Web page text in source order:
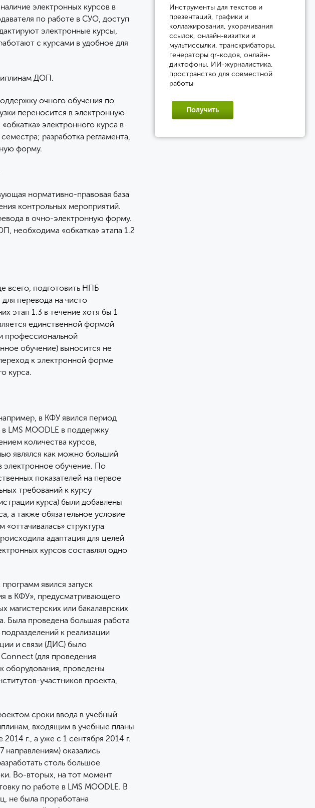
электронных курсов в
по работе в СУО, доступ
электронные курсы,
с курсами в удобное для
ДОП.
очного обучения по
переносится в электронную
электронного курса в
разработка регламента,
форму.
нормативно-правовая база
контрольных мероприятий.
в очно-электронную форму.
необходима «обкатка» этапа 1.2
всего, подготовить НПБ
перевода на чисто
этап 1.3 в течение хотя бы 1
единственной формой
профессиональной
обучение) выносится не
к электронной форме
курса.
в КФУ явился период
LMS MOODLE в поддержку
количества курсов,
являлся как можно больший
электронное обучение. По
показателей на первое
требований к курсу
курса) были добавлены
а также обязательное условие
структура
адаптация для целей
курсов составлял одно
явился запуск
в КФУ», предусматривающего
магистерских или бакалаврских
Была проведена большая работа
к реализации
и связи (ДИС) было
(для проведения
оборудования, проведены
участников проекта,
сроки ввода в учебный
входящим в учебные планы
г., а уже с 1 сентября 2014 г.
направлениям) оказались
столь большое
Во-вторых, на тот момент
по работе в LMS MOODLE. В
не была проработана
Инструменты для текстов и
презентаций, графики и
коллажирования, укорачивания
ссылок, онлайн-визитки и
мультиссылки, транскрибаторы,
генераторы qr-кодов, онлайн-
диктофоны, ИИ-журналистика,
пространство для совместной
работы
Получить